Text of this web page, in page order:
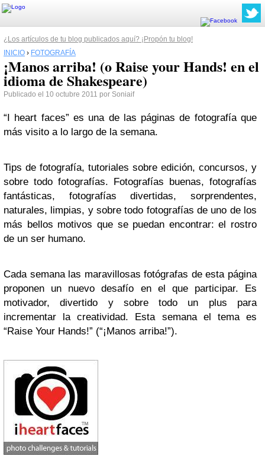
¿Los artículos de tu blog publicados aquí? ¡Propón tu blog!
INICIO › FOTOGRAFÍA
¡Manos arriba! (o Raise your Hands! en el
idioma de Shakespeare)
Publicado el 10 octubre 2011 por Soniaif
“I heart faces” es una de las páginas de fotografía que
más visito a lo largo de la semana.
Tips de fotografía, tutoriales sobre edición, concursos, y
sobre todo fotografías. Fotografías buenas, fotografías
fantásticas, fotografías divertidas, sorprendentes,
naturales, limpias, y sobre todo fotografías de uno de los
más bellos motivos que se puedan encontrar:el rostro
de un ser humano.
Cada semana las maravillosas fotógrafas de esta página
proponen un nuevo desafío en el que participar. Es
motivador, divertido y sobre todo un plus para
incrementar la creatividad. Esta semana el tema es
“Raise Your Hands!” (“¡Manos arriba!”).